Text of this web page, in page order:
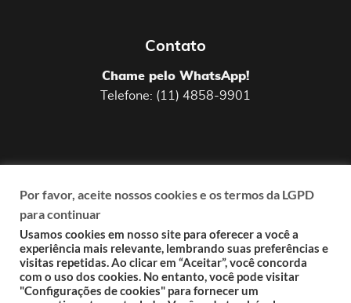
Uma agência digital fundada em 2009 que
garantaresultadosem suas ações de
marketing,responsabilidadeao lidar com a
comunicação do cliente,pensamento
estratégicode longo prazo ecusto
Contato
Chame pelo WhatsApp!
Telefone: (11) 4858-9901
Por favor, aceite nossos cookies e os termos da LGPD
para continuar
Usamos cookies em nosso site para oferecer a você a
experiência mais relevante, lembrando suas preferências e
visitas repetidas. Ao clicar em “Aceitar”, você concorda
com o uso dos cookies. No entanto, você pode visitar
"Configurações de cookies" para fornecer um